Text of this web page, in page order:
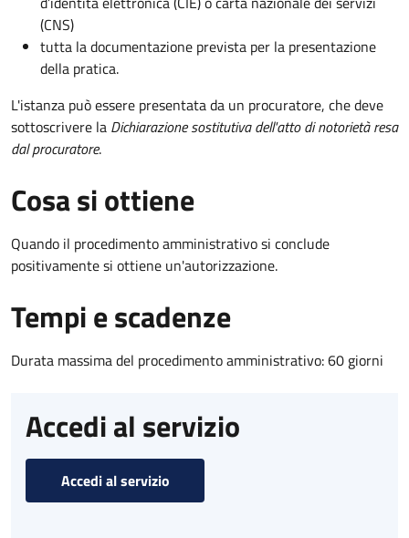
(CNS)
tutta la documentazione prevista per la presentazione
della pratica.
L'istanza può essere presentata da un procuratore, che deve
sottoscrivere la Dichiarazione sostitutiva dell'atto di notorietà resa
dal procuratore.
Cosa si ottiene
Quando il procedimento amministrativo si conclude
positivamente si ottiene un'autorizzazione.
Tempi e scadenze
Durata massima del procedimento amministrativo: 60 giorni
Accedi al servizio
Accedi al servizio